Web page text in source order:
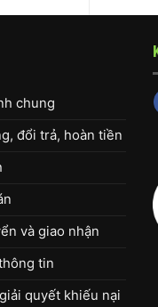
chung
đổi trả, hoàn tiền
và giao nhận
tin
quyết khiếu nại